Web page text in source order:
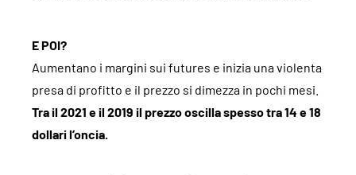
E POI?
Aumentano i margini sui futures e inizia una violenta
presa di profitto e il prezzo si dimezza in pochi mesi.
Tra il 2021 e il 2019 il prezzo oscilla spesso tra 14 e 18
dollari l’oncia.